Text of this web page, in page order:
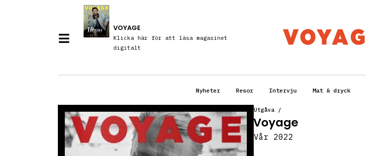
VOYAGE
Klicka här för att läsa magasinet
digitalt
Nyheter Resor Intervju Mat & dryck
Utgåva/
Voyage
Vår 2022